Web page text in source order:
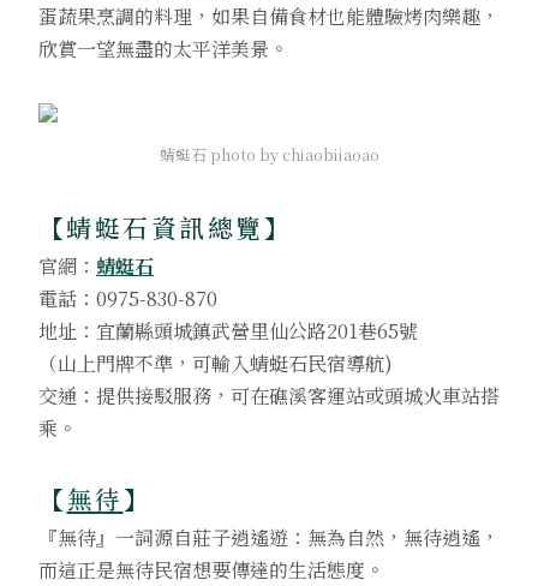
蛋蔬果烹調的料理，如果自備食材也能體驗烤肉樂趣，
欣賞一望無盡的太平洋美景。
蜻蜓石 photo by chiaobiiaoao
【蜻蜓石資訊總覽】
官網： 蜻蜓石
電話：0975-830-870
地址：宜蘭縣頭城鎮武營里仙公路201巷65號
（山上門牌不準，可輸入蜻蜓石民宿導航)
交通：提供接駁服務，可在礁溪客運站或頭城火車站搭
乘。
【無待】
『無待』一詞源自莊子逍遙遊：無為自然，無待逍遙，
而這正是無待民宿想要傳達的生活態度。